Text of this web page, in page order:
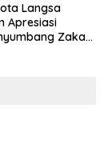
Langsa
Apresiasi
Zakat